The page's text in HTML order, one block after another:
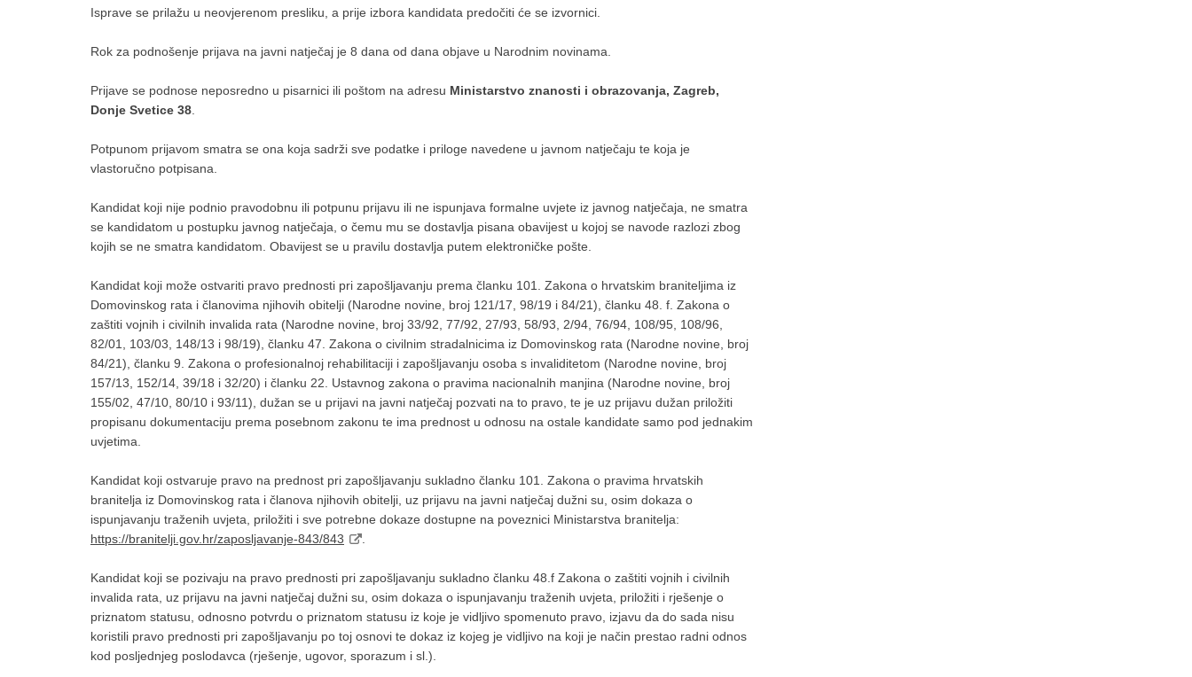
Isprave se prilažu u neovjerenom presliku, a prije izbora kandidata predočiti će se izvornici.
Rok za podnošenje prijava na javni natječaj je 8 dana od dana objave u Narodnim novinama.
Prijave se podnose neposredno u pisarnici ili poštom na adresu Ministarstvo znanosti i obrazovanja, Zagreb,
Donje Svetice 38
Potpunom prijavom smatra se ona koja sadrži sve podatke i priloge navedene u javnom natječaju te koja je
vlastoručno potpisana.
Kandidat koji nije podnio pravodobnu ili potpunu prijavu ili ne ispunjava formalne uvjete iz javnog natječaja, ne smatra
se kandidatom u postupku javnog natječaja, o čemu mu se dostavlja pisana obavijest u kojoj se navode razlozi zbog
kojih se ne smatra kandidatom. Obavijest se u pravilu dostavlja putem elektroničke pošte.
Kandidat koji može ostvariti pravo prednosti pri zapošljavanju prema članku 101. Zakona o hrvatskim braniteljima iz
Domovinskog rata i članovima njihovih obitelji (Narodne novine, broj 121/17, 98/19 i 84/21), članku 48. f. Zakona o
zaštiti vojnih i civilnih invalida rata (Narodne novine, broj 33/92, 77/92, 27/93, 58/93, 2/94, 76/94, 108/95, 108/96,
82/01, 103/03, 148/13 i 98/19), članku 47. Zakona o civilnim stradalnicima iz Domovinskog rata (Narodne novine, broj
84/21), članku 9. Zakona o profesionalnoj rehabilitaciji i zapošljavanju osoba s invaliditetom (Narodne novine, broj
157/13, 152/14, 39/18 i 32/20) i članku 22. Ustavnog zakona o pravima nacionalnih manjina (Narodne novine, broj
155/02, 47/10, 80/10 i 93/11), dužan se u prijavi na javni natječaj pozvati na to pravo, te je uz prijavu dužan priložiti
propisanu dokumentaciju prema posebnom zakonu te ima prednost u odnosu na ostale kandidate samo pod jednakim
uvjetima.
Kandidat koji ostvaruje pravo na prednost pri zapošljavanju sukladno članku 101. Zakona o pravima hrvatskih
branitelja iz Domovinskog rata i članova njihovih obitelji, uz prijavu na javni natječaj dužni su, osim dokaza o
ispunjavanju traženih uvjeta, priložiti i sve potrebne dokaze dostupne na poveznici Ministarstva branitelja:
https://branitelji.gov.hr/zaposljavanje-843/843
Kandidat koji se pozivaju na pravo prednosti pri zapošljavanju sukladno članku 48.f Zakona o zaštiti vojnih i civilnih
invalida rata, uz prijavu na javni natječaj dužni su, osim dokaza o ispunjavanju traženih uvjeta, priložiti i rješenje o
priznatom statusu, odnosno potvrdu o priznatom statusu iz koje je vidljivo spomenuto pravo, izjavu da do sada nisu
koristili pravo prednosti pri zapošljavanju po toj osnovi te dokaz iz kojeg je vidljivo na koji je način prestao radni odnos
kod posljednjeg poslodavca (rješenje, ugovor, sporazum i sl.).